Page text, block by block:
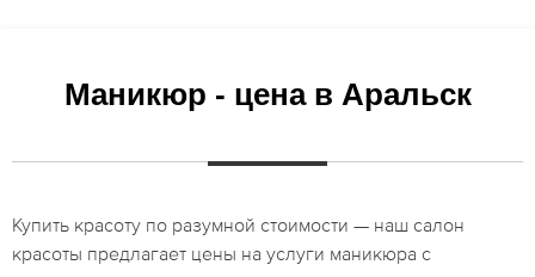
Маникюр - цена в Аральск
Купить красоту по разумной стоимости — наш салон
красоты предлагает цены на услуги маникюра с